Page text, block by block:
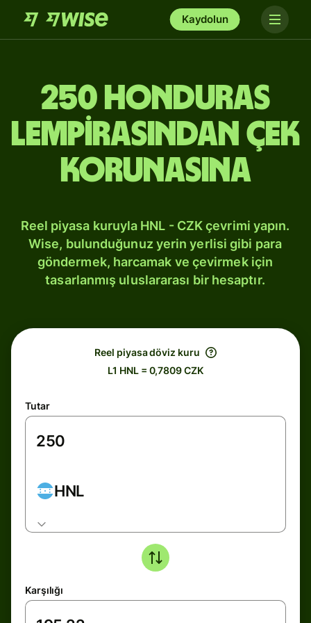
Kaydolun
250 Honduras
lempirasından Çek
korunasına
Reel piyasa kuruyla HNL - CZK çevrimi yapın.
Wise, bulunduğunuz yerin yerlisi gibi para
göndermek, harcamak ve çevirmek için
tasarlanmış uluslararası bir hesaptır.
Reel piyasa döviz kuru
L1 HNL = 0,7809 CZK
Tutar
HNL
Karşılığı